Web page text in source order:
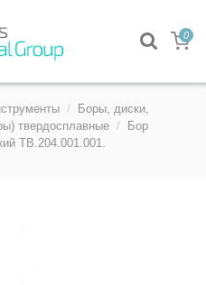
0
Боры, диски,
твердосплавные
Бор
TB.204.001.001.